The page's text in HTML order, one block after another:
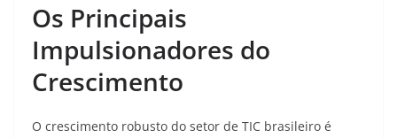
Os Principais
Impulsionadores do
Crescimento
O crescimento robusto do setor de TIC brasileiro é